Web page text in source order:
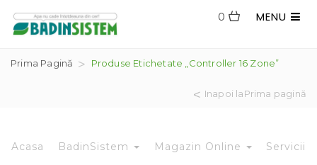
MENU
0
Prima Pagină Produse Etichetate „controller 16 Zone”
Inapoi laPrima pagină
Acasa BadinSistem Magazin Online Servicii